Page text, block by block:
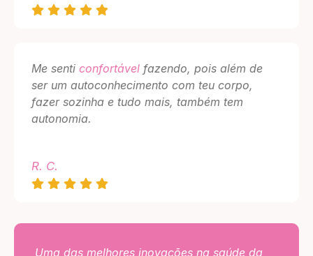
Me senti confortável fazendo, pois além de
ser um autoconhecimento com teu corpo,
fazer sozinha e tudo mais, também tem
autonomia.
R. C.
Uma das melhores inovações na saúde da